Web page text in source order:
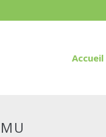
Accueil